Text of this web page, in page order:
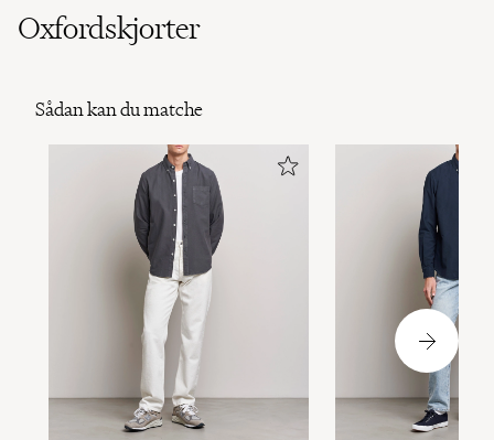
Oxfordskjorter
Sådan kan du matche